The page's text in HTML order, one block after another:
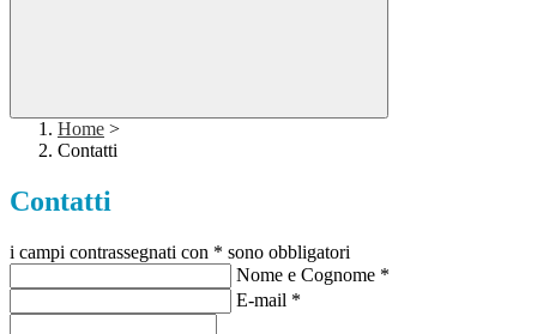
Home >
Contatti
Contatti
i campi contrassegnati con * sono obbligatori
Nome e Cognome *
E-mail *